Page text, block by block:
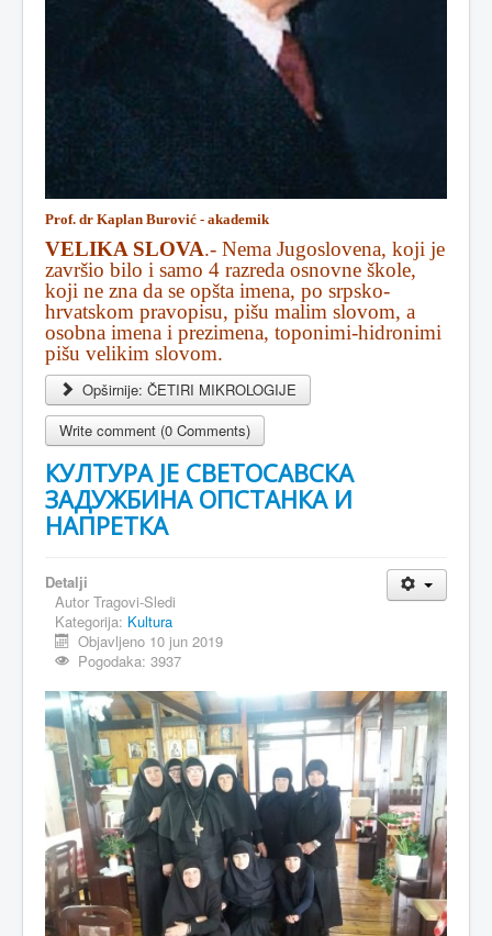
Prof. dr Kaplan Burović - akademik
VELIKA SLOVA.- Nema Jugoslovena, koji je
završio bilo i samo 4 razreda osnovne škole,
koji ne zna da se opšta imena, po srpsko-
hrvatskom pravopisu, pišu malim slovom, a
osobna imena i prezimena, toponimi-hidronimi
pišu velikim slovom.
Opširnije: ČETIRI MIKROLOGIJE
Write comment (0 Comments)
КУЛТУРА ЈЕ СВЕТОСАВСКА
ЗАДУЖБИНА ОПСТАНКА И
НАПРЕТКА
Detalji
Autor Tragovi-Sledi
Kategorija: Kultura
Objavljeno 10 jun 2019
Pogodaka: 3937